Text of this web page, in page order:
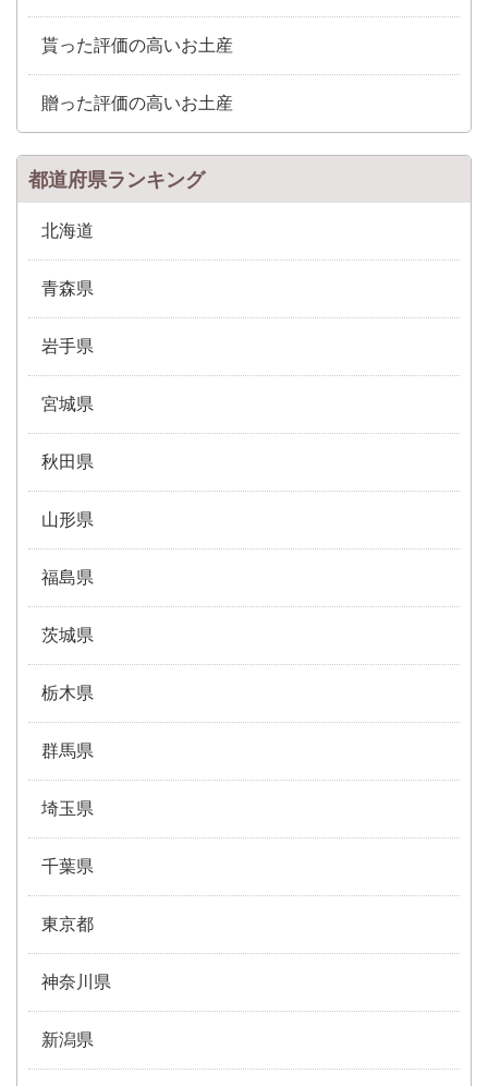
貰った評価の高いお土産
贈った評価の高いお土産
都道府県ランキング
北海道
青森県
岩手県
宮城県
秋田県
山形県
福島県
茨城県
栃木県
群馬県
埼玉県
千葉県
東京都
神奈川県
新潟県